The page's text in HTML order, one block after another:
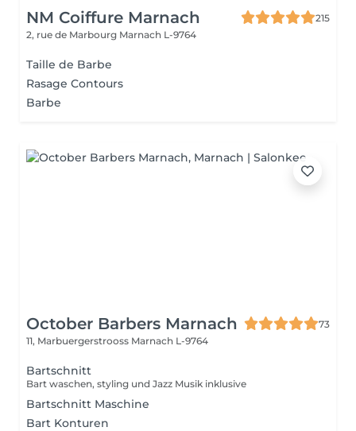
NM Coiffure Marnach
215
2, rue de Marbourg Marnach L-9764
Taille de Barbe
Rasage Contours
Barbe
October Barbers Marnach
73
11, Marbuergerstrooss Marnach L-9764
Bartschnitt
Bart waschen, styling und Jazz Musik inklusive
Bartschnitt Maschine
Bart Konturen